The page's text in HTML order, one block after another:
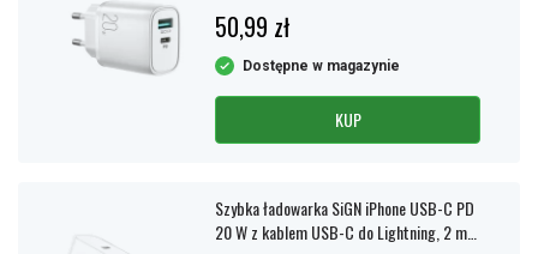
50,99 zł
Dostępne w magazynie
KUP
Szybka ładowarka SiGN iPhone USB-C PD
20 W z kablem USB-C do Lightning, 2 m